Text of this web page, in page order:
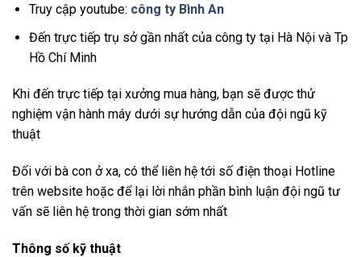
Truy cập youtube: công ty Bình An
Đến trực tiếp trụ sở gần nhất của công ty tại Hà Nội và Tp
Hồ Chí Minh
Khi đến trực tiếp tại xưởng mua hàng, bạn sẽ được thử
nghiệm vận hành máy dưới sự hướng dẫn của đội ngũ kỹ
thuật
Đối với bà con ở xa, có thể liên hệ tới số điện thoại Hotline
trên website hoặc để lại lời nhắn phần bình luận đội ngũ tư
vấn sẽ liên hệ trong thời gian sớm nhất
Thông số kỹ thuật